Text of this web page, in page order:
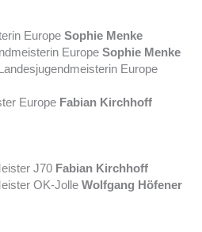
Europe Sophie Menke
Europe Sophie Menke
Europe
Europe Fabian Kirchhoff
J70 Fabian Kirchhoff
OK-Jolle Wolfgang Höfener